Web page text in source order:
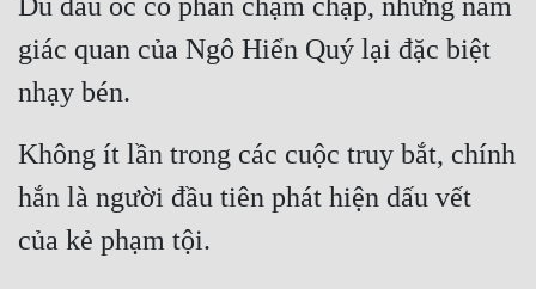
Dù đầu óc có phần chậm chạp, nhưng năm
giác quan của Ngô Hiển Quý lại đặc biệt
nhạy bén.
Không ít lần trong các cuộc truy bắt, chính
hắn là người đầu tiên phát hiện dấu vết
của kẻ phạm tội.